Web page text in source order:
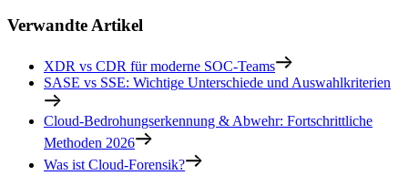
Verwandte Artikel
XDR vs CDR für moderne SOC-Teams
SASE vs SSE: Wichtige Unterschiede und Auswahlkriterien
Cloud-Bedrohungserkennung & Abwehr: Fortschrittliche
Methoden 2026
Was ist Cloud-Forensik?